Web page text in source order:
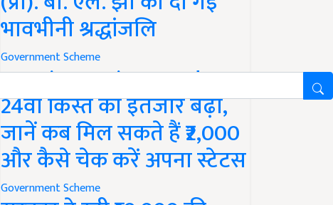
भावभीनी श्रद्धांजलि
Government Scheme
PM Kisan Yojana Update:
24वीं किस्त का इंतजार बढ़ा,
जानें कब मिल सकते हैं ₹2,000
और कैसे चेक करें अपना स्टेटस
Government Scheme